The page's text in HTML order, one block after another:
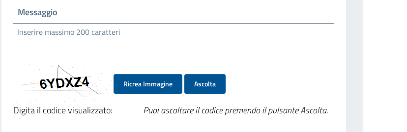
Messaggio
Inserire massimo 200 caratteri
Ricrea Immagine Ascolta
Digita il codice visualizzato: Puoi ascoltare il codice premendo il pulsante Ascolta.